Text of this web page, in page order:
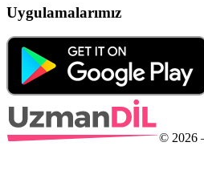
Uygulamalarımız
© 2026